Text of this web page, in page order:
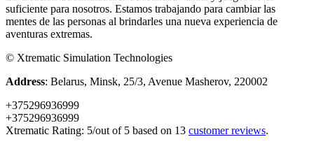
suficiente para nosotros. Estamos trabajando para cambiar las
mentes de las personas al brindarles una nueva experiencia de
aventuras extremas.
© Xtrematic Simulation Technologies
Address: Belarus, Minsk, 25/3, Avenue Masherov, 220002
+375296936999
+375296936999
Xtrematic Rating: 5/out of 5 based on 13 customer reviews.